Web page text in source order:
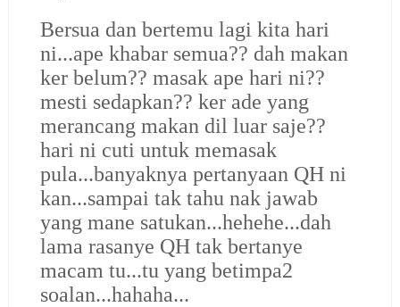
Bersua dan bertemu lagi kita hari
ni...ape khabar semua?? dah makan
ker belum?? masak ape hari ni??
mesti sedapkan?? ker ade yang
merancang makan dil luar saje??
hari ni cuti untuk memasak
pula...banyaknya pertanyaan QH ni
kan...sampai tak tahu nak jawab
yang mane satukan...hehehe...dah
lama rasanye QH tak bertanye
macam tu...tu yang betimpa2
soalan...hahaha...